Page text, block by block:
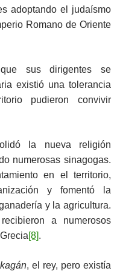
adoptando el judaísmo
Romano de Oriente
sus dirigentes se
existió una tolerancia
pudieron convivir
la nueva religión
numerosas sinagogas.
en el territorio,
y fomentó la
y la agricultura.
a numerosos
[8].
kagán, el rey, pero existía